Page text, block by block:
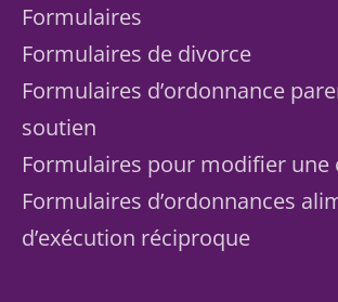
Formulaires
Formulaires de divorce
Formulaires d’ordonnance
soutien
Formulaires pour modifier une
Formulaires d’ordonnances
d’exécution réciproque